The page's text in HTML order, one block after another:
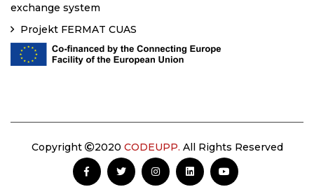
exchange system
Projekt FERMAT CUAS
Copyright 2020 CODEUPP. All Rights Reserved